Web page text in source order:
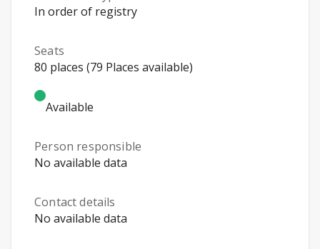
In order of registry
Seats
80 places (79 Places available)
Available
Person responsible
No available data
Contact details
No available data